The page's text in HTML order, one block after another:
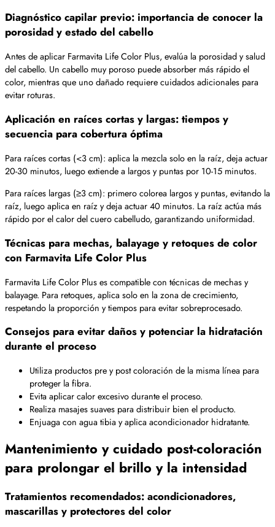
Diagnóstico capilar previo: importancia de conocer la
porosidad y estado del cabello
Antes de aplicar Farmavita Life Color Plus, evalúa la porosidad y salud
del cabello. Un cabello muy poroso puede absorber más rápido el
color, mientras que uno dañado requiere cuidados adicionales para
evitar roturas.
Aplicación en raíces cortas y largas: tiempos y
secuencia para cobertura óptima
Para raíces cortas (<3 cm): aplica la mezcla solo en la raíz, deja actuar
20-30 minutos, luego extiende a largos y puntas por 10-15 minutos.
Para raíces largas (≥3 cm): primero colorea largos y puntas, evitando la
raíz, luego aplica en raíz y deja actuar 40 minutos. La raíz actúa más
rápido por el calor del cuero cabelludo, garantizando uniformidad.
Técnicas para mechas, balayage y retoques de color
con Farmavita Life Color Plus
Farmavita Life Color Plus es compatible con técnicas de mechas y
balayage. Para retoques, aplica solo en la zona de crecimiento,
respetando la proporción y tiempos para evitar sobreprocesado.
Consejos para evitar daños y potenciar la hidratación
durante el proceso
Utiliza productos pre y post coloración de la misma línea para
proteger la fibra.
Evita aplicar calor excesivo durante el proceso.
Realiza masajes suaves para distribuir bien el producto.
Enjuaga con agua tibia y aplica acondicionador hidratante.
Mantenimiento y cuidado post-coloración
para prolongar el brillo y la intensidad
Tratamientos recomendados: acondicionadores,
mascarillas y protectores del color